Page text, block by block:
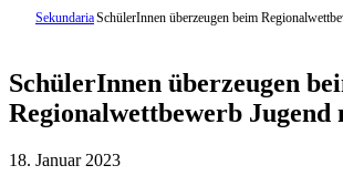
SekundariaSchülerInnen überzeugen beim
SchülerInnen überzeugen
Regionalwettbewerb Jugend
18. Januar 2023